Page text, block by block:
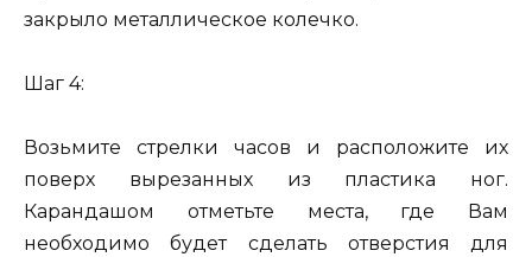
закрыло металлическое колечко.
Шаг 4:
Возьмите стрелки часов и расположите их
поверх вырезанных из пластика ног.
Карандашом отметьте места, где Вам
необходимо будет сделать отверстия для